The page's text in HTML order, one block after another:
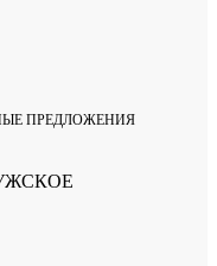
ПРЕДЛОЖЕНИЯ